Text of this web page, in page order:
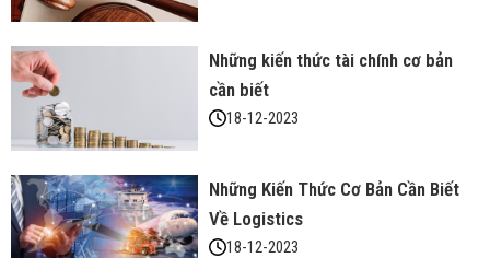
Những kiến thức tài chính cơ bản
cần biết
18-12-2023
Những Kiến Thức Cơ Bản Cần Biết
Về Logistics
18-12-2023